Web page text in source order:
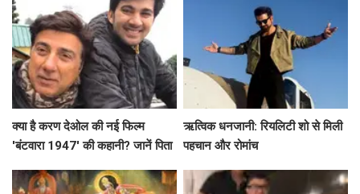
क्या है करण देओल की नई फिल्म
'बंटवारा 1947' की कहानी? जानें पिता
किस्से!
ऋत्विक धनजानी: रियलिटी शो से मिली
पहचान और रोमांच